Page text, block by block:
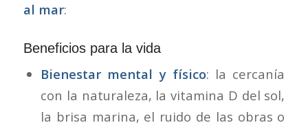
al mar:
Beneficios para la vida
Bienestar mental y físico: la cercanía
con la naturaleza, la vitamina D del sol,
la brisa marina, el ruido de las obras o